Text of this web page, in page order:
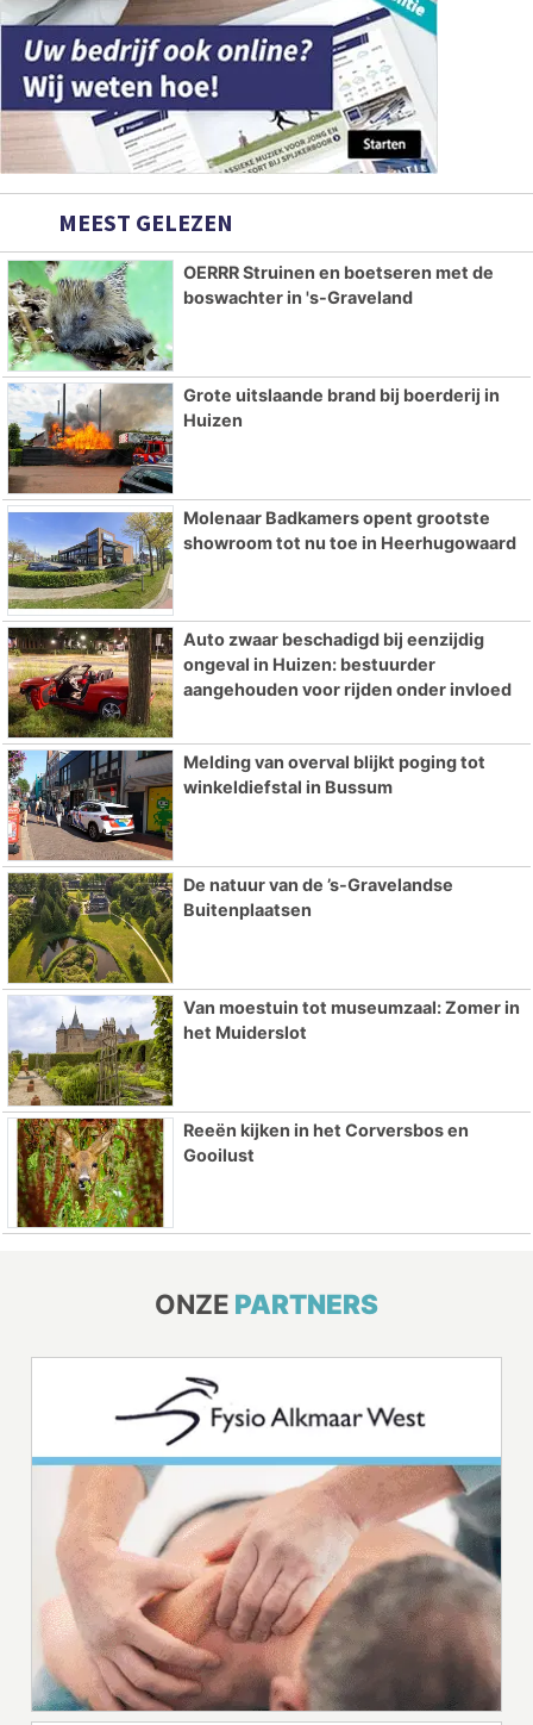
MEEST GELEZEN
OERRR Struinen en boetseren met de
boswachter in 's-Graveland
Grote uitslaande brand bij boerderij in
Huizen
Molenaar Badkamers opent grootste
showroom tot nu toe in Heerhugowaard
Auto zwaar beschadigd bij eenzijdig
ongeval in Huizen: bestuurder
aangehouden voor rijden onder invloed
Melding van overval blijkt poging tot
winkeldiefstal in Bussum
De natuur van de ’s-Gravelandse
Buitenplaatsen
Van moestuin tot museumzaal: Zomer in
het Muiderslot
Reeën kijken in het Corversbos en
Gooilust
ONZE PARTNERS